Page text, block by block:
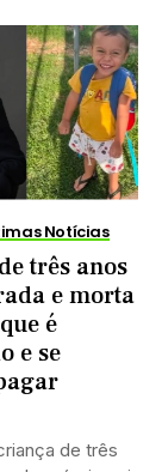
Notícias
três anos
e morta
é
e se
de três